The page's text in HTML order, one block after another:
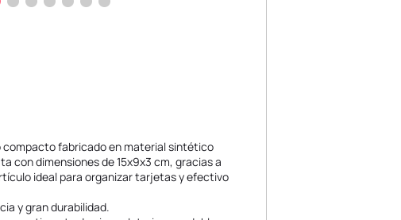
fabricado en material sintético
con dimensiones de 15x9x3 cm, gracias a
ideal para organizar tarjetas y efectivo
y gran durabilidad.